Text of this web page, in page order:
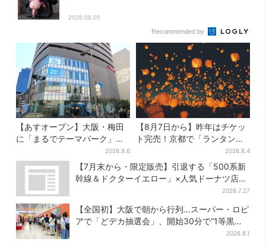
2026.08.05
Recommended by
【あすオープン】大阪・梅田
に「まるでテーマパーク」な
巨大スポーツ店、461ブラン
ド集結！ 6フロアをまとめて
紹介
2026.8.6
【8月7日から】昨年はチケッ
ト完売！京都で「ランタンフ
ェス」、最大3500の光が夜空
に…会場には縁日も
2026.8.4
【7月末から・限定販売】引退する「500系新
幹線＆ドクターイエロー」×人気ドーナツ店が
2026.7.27
【全国初】大阪で朝から行列…スーパー・ロピ
アで「どデカ抽選会」、開始30分で“1等黒毛
2026.8.1